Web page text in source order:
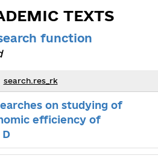
TEXTS
function
search.res_rk
on studying of
efficiency of